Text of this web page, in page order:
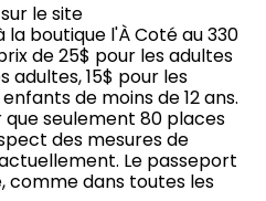
le site
boutique l'À Coté au 330
de 25$ pour les adultes
adultes, 15$ pour les
de moins de 12 ans.
seulement 80 places
des mesures de
Le passeport
comme dans toutes les